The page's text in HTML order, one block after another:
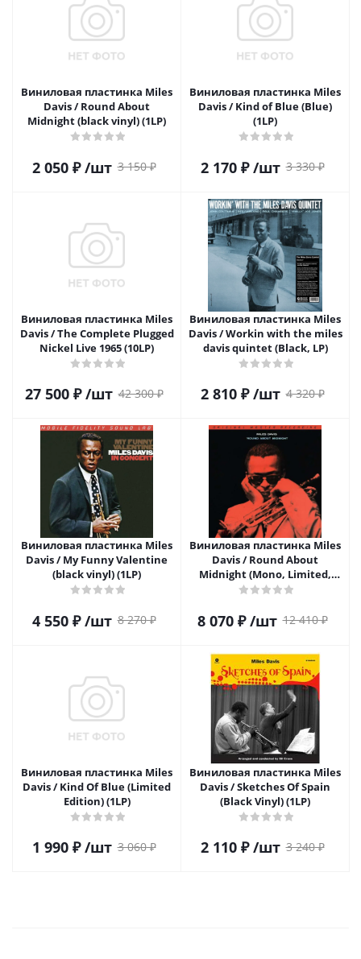
Виниловая пластинка Miles
Davis / Round About
Midnight (black vinyl) (1LP)
2 050₽ /шт 3 150₽
Виниловая пластинка Miles
Davis / Kind of Blue (Blue)
(1LP)
2 170₽ /шт 3 330₽
Виниловая пластинка Miles
Davis / The Complete Plugged
Nickel Live 1965 (10LP)
27 500₽ /шт 42 300₽
Виниловая пластинка Miles
Davis / Workin with the miles
davis quintet (Black, LP)
2 810₽ /шт 4 320₽
Виниловая пластинка Miles
Davis / My Funny Valentine
(black vinyl) (1LP)
4 550₽ /шт 8 270₽
Виниловая пластинка Miles
Davis / Round About
Midnight (Mono, Limited,
Original Master Recording
8 070₽ /шт 12 410₽
Виниловая пластинка Miles
Davis / Kind Of Blue (Limited
Edition) (1LP)
1 990₽ /шт 3 060₽
Виниловая пластинка Miles
Davis / Sketches Of Spain
(Black Vinyl) (1LP)
2 110₽ /шт 3 240₽